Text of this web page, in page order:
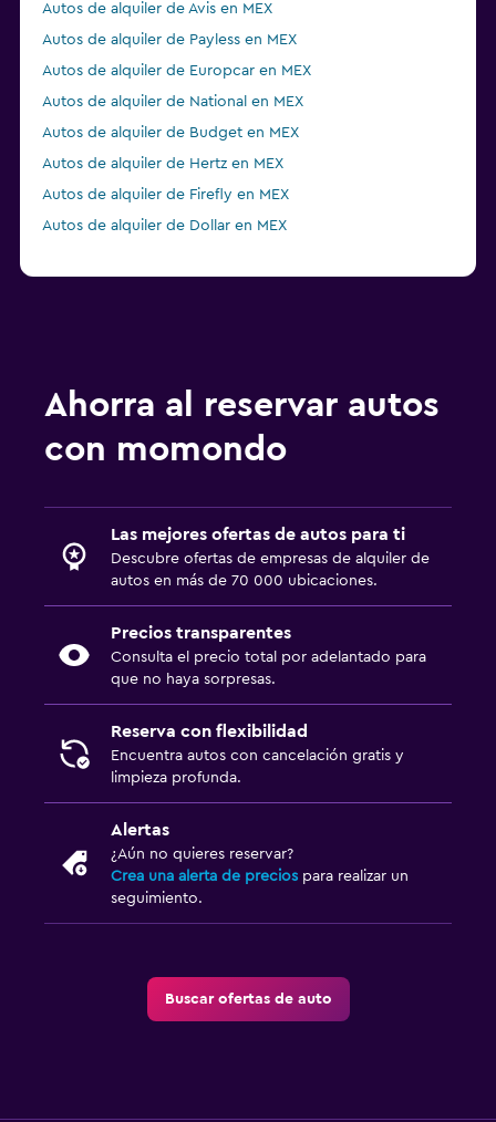
Autos de alquiler de Avis en MEX
Autos de alquiler de Payless en MEX
Autos de alquiler de Europcar en MEX
Autos de alquiler de National en MEX
Autos de alquiler de Budget en MEX
Autos de alquiler de Hertz en MEX
Autos de alquiler de Firefly en MEX
Autos de alquiler de Dollar en MEX
Ahorra al reservar autos
con momondo
Las mejores ofertas de autos para ti
Descubre ofertas de empresas de alquiler de
autos en más de 70 000 ubicaciones.
Precios transparentes
Consulta el precio total por adelantado para
que no haya sorpresas.
Reserva con flexibilidad
Encuentra autos con cancelación gratis y
limpieza profunda.
Alertas
¿Aún no quieres reservar?
Crea una alerta de precios para realizar un
seguimiento.
Buscar ofertas de auto